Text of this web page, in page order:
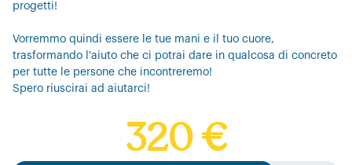
progetti!
Vorremmo quindi essere le tue mani e il tuo cuore,
trasformando l'aiuto che ci potrai dare in qualcosa di concreto
per tutte le persone che incontreremo!
Spero riuscirai ad aiutarci!
320 €